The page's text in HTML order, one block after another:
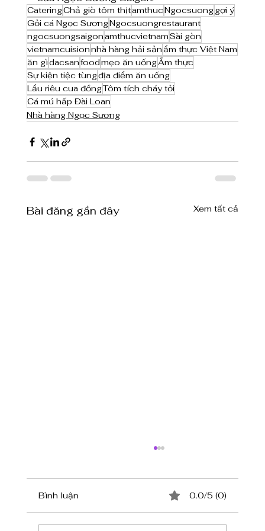
CateringChả giò tôm thịtamthucNgocsuonggợi ý
Gỏi cá Ngọc SươngNgocsuongrestaurant
ngocsuongsaigonamthucvietnamSài gòn
vietnamcuisionnhà hàng hải sảnẩm thực Việt Nam
ăn gìdacsanfoodmẹo ăn uốngẨm thực
Sự kiện tiệc tùngđịa điểm ăn uống
Lẩu riêu cua đồngTôm tích cháy tỏi
Cá mú hấp Đài Loan
Nhà hàng Ngọc Sương
Bài đăng gần đây Xem tất cả
Bình luận 0.0/5 (0)